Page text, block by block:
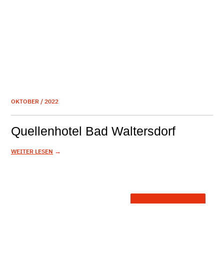
OKTOBER / 2022
Quellenhotel Bad Waltersdorf
WEITER LESEN →